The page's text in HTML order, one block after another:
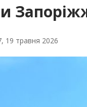
19 травня 2026